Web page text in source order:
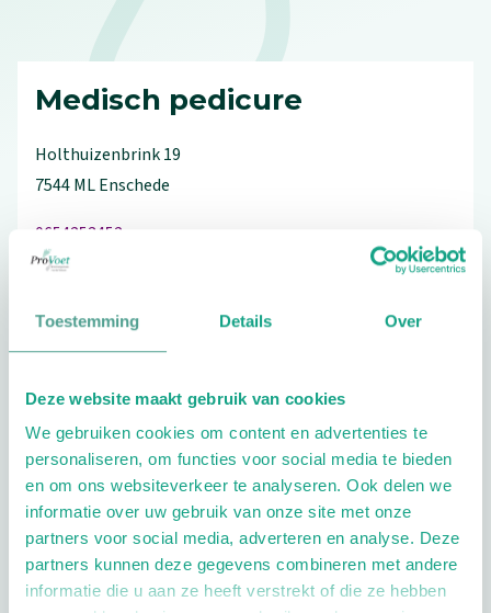
Toestemming Details Over
Deze website maakt gebruik van cookies
We gebruiken cookies om content en advertenties te
personaliseren, om functies voor social media te bieden
en om ons websiteverkeer te analyseren. Ook delen we
informatie over uw gebruik van onze site met onze
partners voor social media, adverteren en analyse. Deze
partners kunnen deze gegevens combineren met andere
informatie die u aan ze heeft verstrekt of die ze hebben
Medisch pedicure
Holthuizenbrink19
7544 MLEnschede
0654253452
Schrijf ook een review
Extra opties